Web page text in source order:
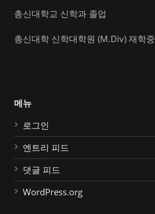
총신대학교 신학과 졸업
총신대학 신학대학원 (M.Div) 재학중
메뉴
로그인
엔트리 피드
댓글 피드
WordPress.org